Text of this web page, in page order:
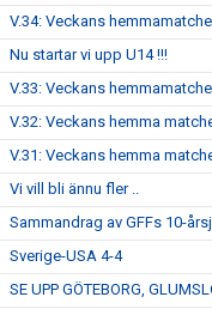
V.34: Veckans
Nu startar vi upp U14 !!!
V.33: Veckans
V.32: Veckans hemma
V.31: Veckans hemma
Vi vill bli ännu fler ..
Sammandrag av GFFs 10-
Sverige-USA 4-4
SE UPP GÖTEBORG,